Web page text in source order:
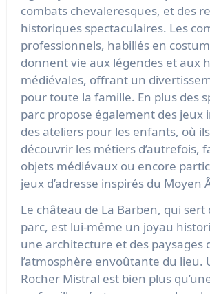
combats chevaleresques, et des
historiques spectaculaires. Les
professionnels, habillés en
donnent vie aux légendes et aux
médiévales, offrant un
pour toute la famille. En plus des
parc propose également des jeux
des ateliers pour les enfants, où
découvrir les métiers d’autrefois,
objets médiévaux ou encore
jeux d’adresse inspirés du Moyen
Le château de La Barben, qui sert
parc, est lui-même un joyau
une architecture et des paysages
l’atmosphère envoûtante du lieu.
Rocher Mistral est bien plus